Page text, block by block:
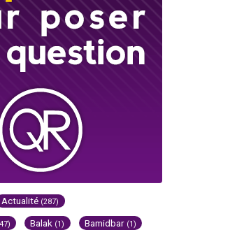
Actualité (287)
Balak (1) Bamidbar (1)